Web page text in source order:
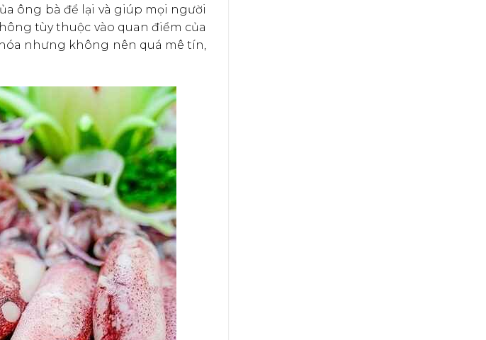
ông bà để lại và giúp mọi người
tùy thuộc vào quan điểm của
nhưng không nên quá mê tín,